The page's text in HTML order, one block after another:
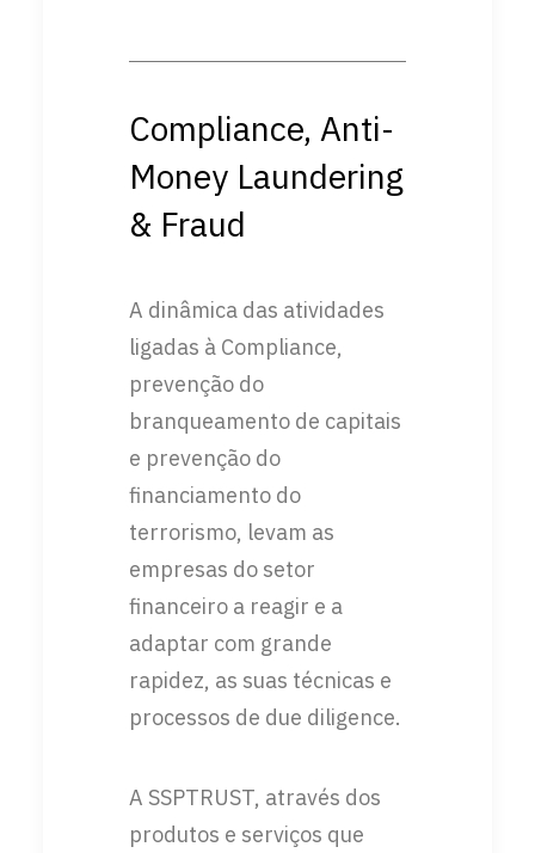
Compliance, Anti-
Money Laundering
& Fraud
A dinâmica das atividades
ligadas à Compliance,
prevenção do
branqueamento de capitais
e prevenção do
financiamento do
terrorismo, levam as
empresas do setor
financeiro a reagir e a
adaptar com grande
rapidez, as suas técnicas e
processos de due diligence.
A SSPTRUST, através dos
produtos e serviços que